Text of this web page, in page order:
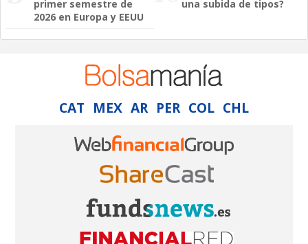
primer semestre de
2026 en Europa y EEUU
una subida de tipos?
CAT MEX AR PER COL CHL